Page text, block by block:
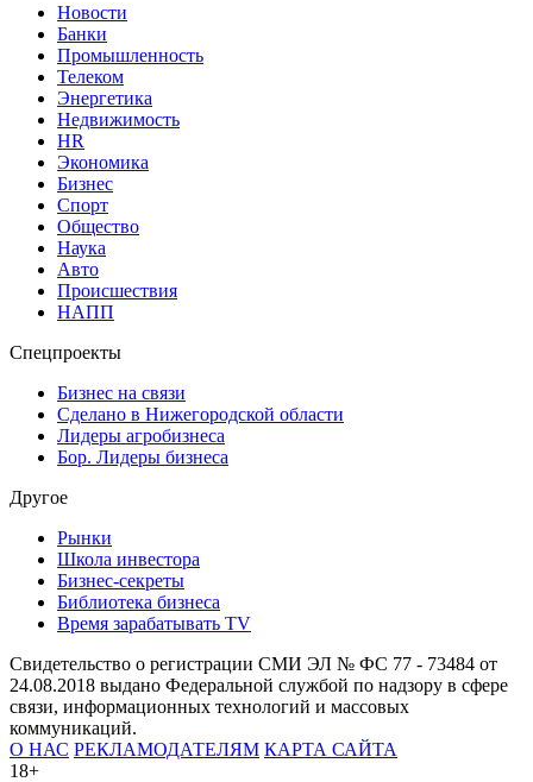
Новости
Банки
Промышленность
Телеком
Энергетика
Недвижимость
HR
Экономика
Бизнес
Спорт
Общество
Наука
Авто
Происшествия
НАПП
Спецпроекты
Бизнес на связи
Сделано в Нижегородской области
Лидеры агробизнеса
Бор. Лидеры бизнеса
Другое
Рынки
Школа инвестора
Бизнес-секреты
Библиотека бизнеса
Время зарабатывать TV
Свидетельство о регистрации СМИ ЭЛ № ФС 77 - 73484 от
24.08.2018 выдано Федеральной службой по надзору в сфере
связи, информационных технологий и массовых
коммуникаций.
О НАС РЕКЛАМОДАТЕЛЯМ КАРТА САЙТА
18+